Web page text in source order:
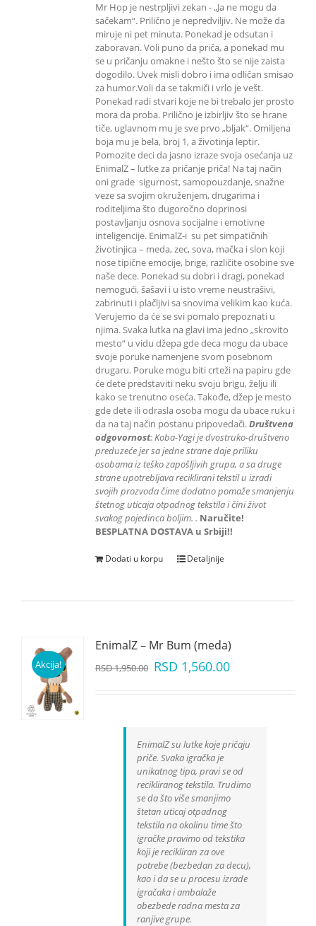
Mr Hop je nestrpljivi zekan - „Ja ne mogu da
sačekam“. Prilično je nepredviljiv. Ne može da
miruje ni pet minuta. Ponekad je odsutan i
zaboravan. Voli puno da priča, a ponekad mu
se u pričanju omakne i nešto što se nije zaista
dogodilo. Uvek misli dobro i ima odličan smisao
za humor.Voli da se takmiči i vrlo je vešt.
Ponekad radi stvari koje ne bi trebalo jer prosto
mora da proba. Prilično je izbirljiv što se hrane
tiče, uglavnom mu je sve prvo „bljak“. Omiljena
boja mu je bela, broj 1, a životinja leptir.
Pomozite deci da jasno izraze svoja osećanja uz
EnimalZ – lutke za pričanje priča! Na taj način
oni grade sigurnost, samopouzdanje, snažne
veze sa svojim okruženjem, drugarima i
roditeljima što dugoročno doprinosi
postavljanju osnova socijalne i emotivne
inteligencije. EnimalZ-i su pet simpatičnih
životinjica – meda, zec, sova, mačka i slon koji
nose tipične emocije, brige, različite osobine sve
naše dece. Ponekad su dobri i dragi, ponekad
nemogući, šašavi i u isto vreme neustrašivi,
zabrinuti i plačljivi sa snovima velikim kao kuća.
Verujemo da će se svi pomalo prepoznati u
njima. Svaka lutka na glavi ima jedno „skrovito
mesto“ u vidu džepa gde deca mogu da ubace
svoje poruke namenjene svom posebnom
drugaru. Poruke mogu biti crteži na papiru gde
će dete predstaviti neku svoju brigu, želju ili
kako se trenutno oseća. Takođe, džep je mesto
gde dete ili odrasla osoba mogu da ubace ruku i
da na taj način postanu pripovedači.Društvena
odgovornost: Koba-Yagi je dvostruko-društveno
preduzeće jer sa jedne strane daje priliku
osobama iz teško zapošljivih grupa, a sa druge
strane upotrebljava reciklirani tekstil u izradi
svojih prozvoda čime dodatno pomaže smanjenju
štetnog uticaja otpadnog tekstila i čini život
svakog pojedinca boljim. . Naručite!
BESPLATNA DOSTAVA u Srbiji!!
Dodati u korpu Detaljnije
Akcija!
EnimalZ – Mr Bum (meda)
RSD1,950.00 RSD 1,560.00
EnimalZ su lutke koje pričaju
priče. Svaka igračka je
unikatnog tipa, pravi se od
recikliranog tekstila. Trudimo
se da što više smanjimo
štetan uticaj otpadnog
tekstila na okolinu time što
igračke pravimo od tekstika
koji je recikliran za ove
potrebe (bezbedan za decu),
kao i da se u procesu izrade
igračaka i ambalaže
obezbede radna mesta za
ranjive grupe.